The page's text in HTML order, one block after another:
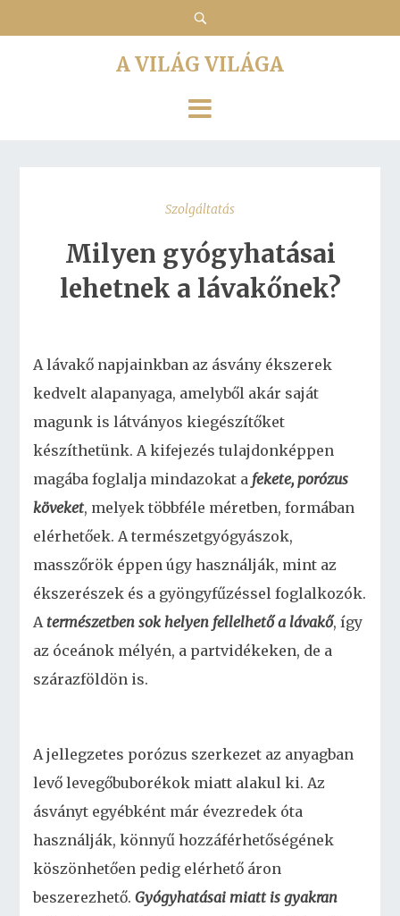
A VILÁG VILÁGA
Szolgáltatás
Milyen gyógyhatásai
lehetnek a lávakőnek?
A lávakő napjainkban az ásvány ékszerek
kedvelt alapanyaga, amelyből akár saját
magunk is látványos kiegészítőket
készíthetünk. A kifejezés tulajdonképpen
magába foglalja mindazokat a fekete, porózus
köveket, melyek többféle méretben, formában
elérhetőek. A természetgyógyászok,
masszőrök éppen úgy használják, mint az
ékszerészek és a gyöngyfűzéssel foglalkozók.
Atermészetben sok helyen fellelhető a lávakő, így
az óceánok mélyén, a partvidékeken, de a
szárazföldön is.
A jellegzetes porózus szerkezet az anyagban
levő levegőbuborékok miatt alakul ki. Az
ásványt egyébként már évezredek óta
használják, könnyű hozzáférhetőségének
köszönhetően pedig elérhető áron
beszerezhető.Gyógyhatásai miatt is gyakran